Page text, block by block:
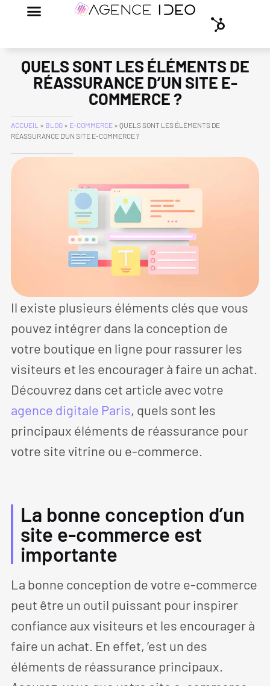
QUELS SONT LES ÉLÉMENTS DE
RÉASSURANCE D’UN SITE E-
COMMERCE ?
ACCUEIL » BLOG» E-COMMERCE» QUELS SONT LES ÉLÉMENTS DE
RÉASSURANCE D’UN SITE E-COMMERCE ?
Il existe plusieurs éléments clés que vous
pouvez intégrer dans la conception de
votre boutique en ligne pour rassurer les
visiteurs et les encourager à faire un achat.
Découvrez dans cet article avec votre
agence digitale Paris, quels sont les
principaux éléments de réassurance pour
votre site vitrine ou e-commerce.
La bonne conception d’un
site e-commerce est
importante
La bonne conception de votre e-commerce
peut être un outil puissant pour inspirer
confiance aux visiteurs et les encourager à
faire un achat. En effet, ‘est un des
éléments de réassurance principaux.